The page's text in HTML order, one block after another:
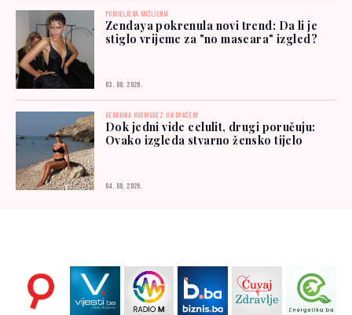
PODIJELJENA MIŠLJENJA
Zendaya pokrenula novi trend: Da li je
stiglo vrijeme za "no mascara" izgled?
03. 08. 2026.
GEORGINA RODRIGUEZ U KUPAĆEM
Dok jedni vide celulit, drugi poručuju:
Ovako izgleda stvarno žensko tijelo
04. 08. 2026.